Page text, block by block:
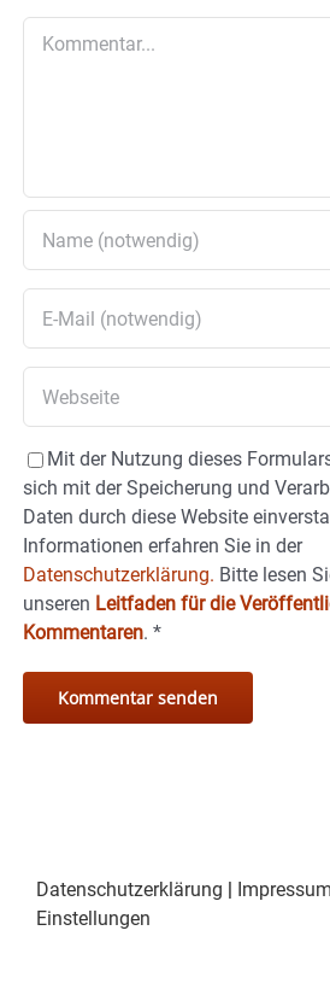
Mit der Nutzung dieses
sich mit der Speicherung und
Daten durch diese Website
Informationen erfahren Sie in der
Datenschutzerklärung. Bitte lesen
unseren Leitfaden für die
Kommentaren. *
Datenschutzerklärung Impressum
Einstellungen